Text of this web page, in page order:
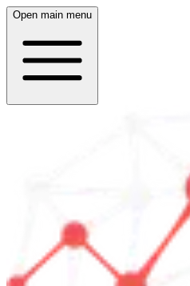
Open main menu